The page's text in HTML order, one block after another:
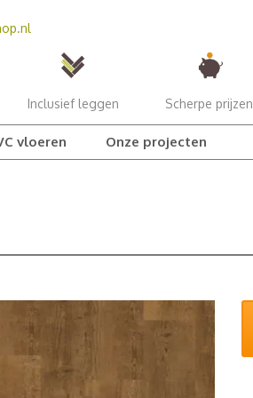
Inclusief leggen Scherpe prijzen
vloeren Onze projecten